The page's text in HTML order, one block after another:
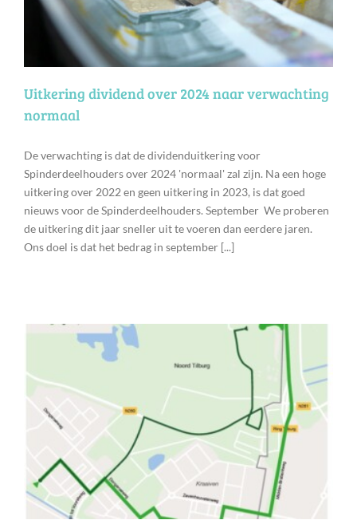
Uitkering dividend over 2024 naar verwachting
normaal
De verwachting is dat de dividenduitkering voor
Spinderdeelhouders over 2024 'normaal' zal zijn. Na een hoge
uitkering over 2022 en geen uitkering in 2023, is dat goed
nieuws voor de Spinderdeelhouders. September We proberen
de uitkering dit jaar sneller uit te voeren dan eerdere jaren.
Ons doel is dat het bedrag in september [...]